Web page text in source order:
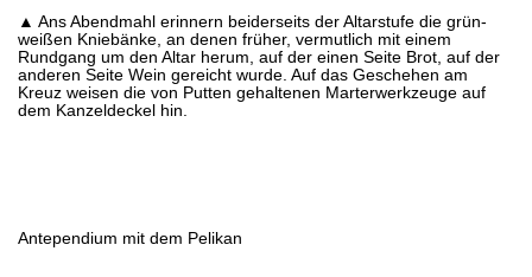
▲ Ans Abendmahl erinnern beiderseits der Altarstufe die grün-
weißen Kniebänke, an denen früher, vermutlich mit einem
Rundgang um den Altar herum, auf der einen Seite Brot, auf der
anderen Seite Wein gereicht wurde. Auf das Geschehen am
Kreuz weisen die von Putten gehaltenen Marterwerkzeuge auf
dem Kanzeldeckel hin.
Antependium mit dem Pelikan